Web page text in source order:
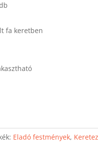
fa keretben
Eladó festmények,